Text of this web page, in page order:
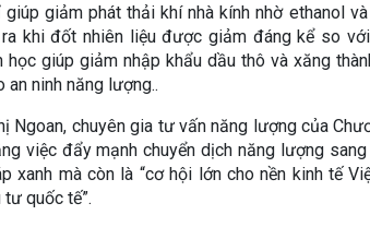
giảm phát thải khí nhà kính nhờ ethanol
khi đốt nhiên liệu được giảm đáng kể so
học giúp giảm nhập khẩu dầu thô và xăng
an ninh năng lượng..
Ngoan, chuyên gia tư vấn năng lượng của
việc đẩy mạnh chuyển dịch năng lượng
xanh mà còn là “cơ hội lớn cho nền kinh tế
quốc tế”.